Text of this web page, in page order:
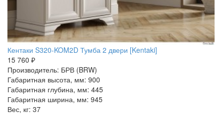
Кентаки S320-KOM2D Тумба 2 двери [Kentaki]
15 760 ₽
Производитель: БРВ (BRW)
Габаритная высота, мм: 900
Габаритная глубина, мм: 445
Габаритная ширина, мм: 945
Вес, кг: 37